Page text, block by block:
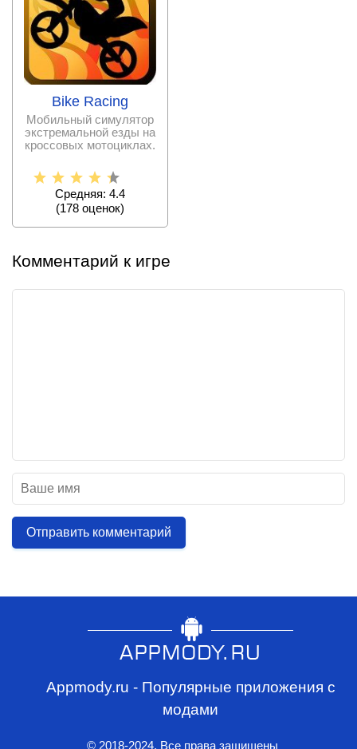
Bike Racing
Мобильный симулятор
экстремальной езды на
кроссовых мотоциклах.
Средняя: 4.4
(178 оценок)
Комментарий к игре
Отправить комментарий
Appmody.ru - Популярные приложения с
модами
© 2018-2024. Все права защищены